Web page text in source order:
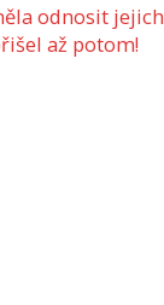
odnosit jejich
až potom!